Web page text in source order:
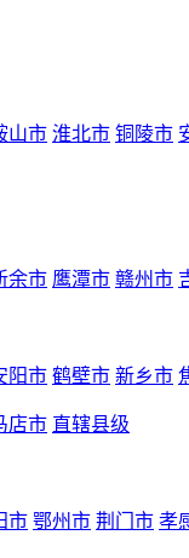
山市 淮北市 铜陵市
余市 鹰潭市 赣州市
阳市 鹤壁市 新乡市
店市 直辖县级
市 鄂州市 荆门市 孝